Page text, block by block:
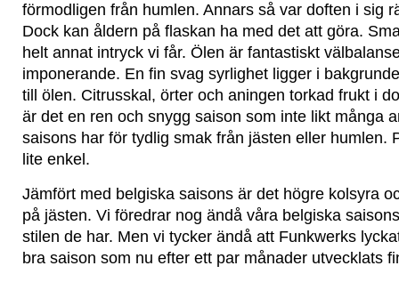
förmodligen från humlen. Annars så var doften i sig
Dock kan åldern på flaskan ha med det att göra.
helt annat intryck vi får. Ölen är fantastiskt
imponerande. En fin svag syrlighet ligger i
till ölen. Citrusskal, örter och aningen torkad frukt i
är det en ren och snygg saison som inte likt många
saisons har för tydlig smak från jästen eller humlen.
lite enkel.
Jämfört med belgiska saisons är det högre kolsyra
på jästen. Vi föredrar nog ändå våra belgiska
stilen de har. Men vi tycker ändå att Funkwerks
bra saison som nu efter ett par månader utvecklats